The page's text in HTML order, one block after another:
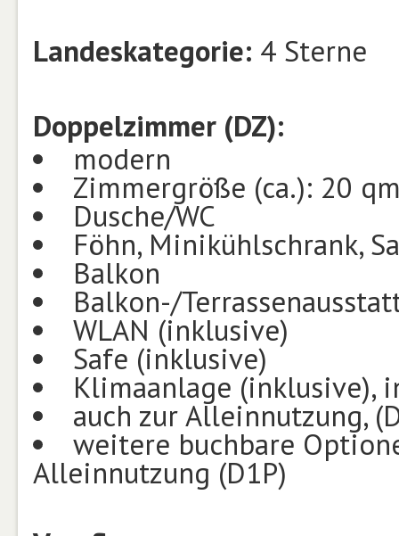
Landeskategorie: 4 Sterne
Doppelzimmer (DZ):
modern
Zimmergröße (ca.): 20
Dusche/WC
Föhn, Minikühlschrank,
Balkon
Balkon-/
WLAN (inklusive)
Safe (inklusive)
Klimaanlage (inklusive),
auch zur Alleinnutzung,
weitere buchbare
Alleinnutzung (D1P)